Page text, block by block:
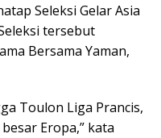
Seleksi Gelar Asia
tersebut
Bersama Yaman,
Toulon Liga Prancis,
Eropa,” kata